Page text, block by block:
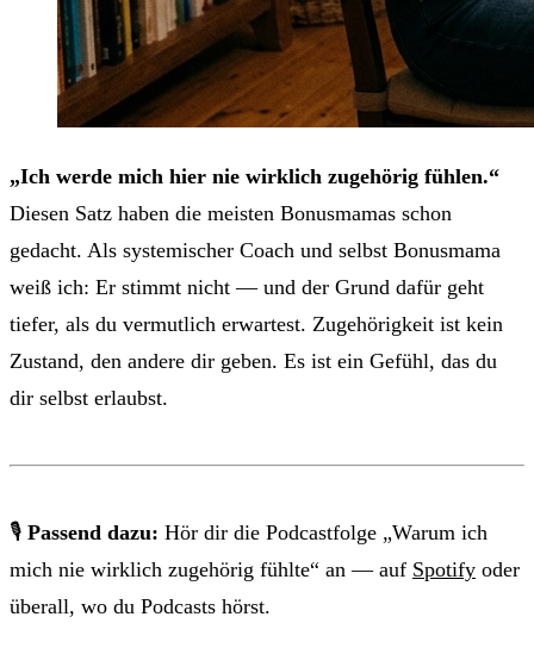
„Ich werde mich hier nie wirklich zugehörig fühlen.“
Diesen Satz haben die meisten Bonusmamas schon
gedacht. Als systemischer Coach und selbst Bonusmama
weiß ich: Er stimmt nicht — und der Grund dafür geht
tiefer, als du vermutlich erwartest. Zugehörigkeit ist kein
Zustand, den andere dir geben. Es ist ein Gefühl, das du
dir selbst erlaubst.
🎙 Passend dazu: Hör dir die Podcastfolge „Warum ich
mich nie wirklich zugehörig fühlte“ an — auf Spotify oder
überall, wo du Podcasts hörst.